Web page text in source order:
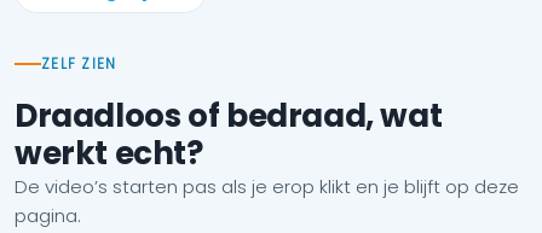
ZELF ZIEN
Draadloos of bedraad, wat
werkt echt?
De video’s starten pas als je erop klikt en je blijft op deze
pagina.